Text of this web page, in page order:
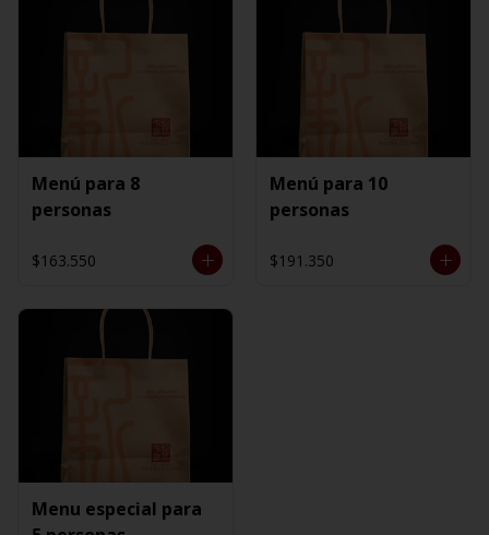
Menú para 8
personas
$163.550
Menú para 10
personas
$191.350
Menu especial para